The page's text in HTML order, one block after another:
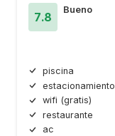
7.8
Bueno
piscina
estacionamiento
wifi (gratis)
restaurante
ac